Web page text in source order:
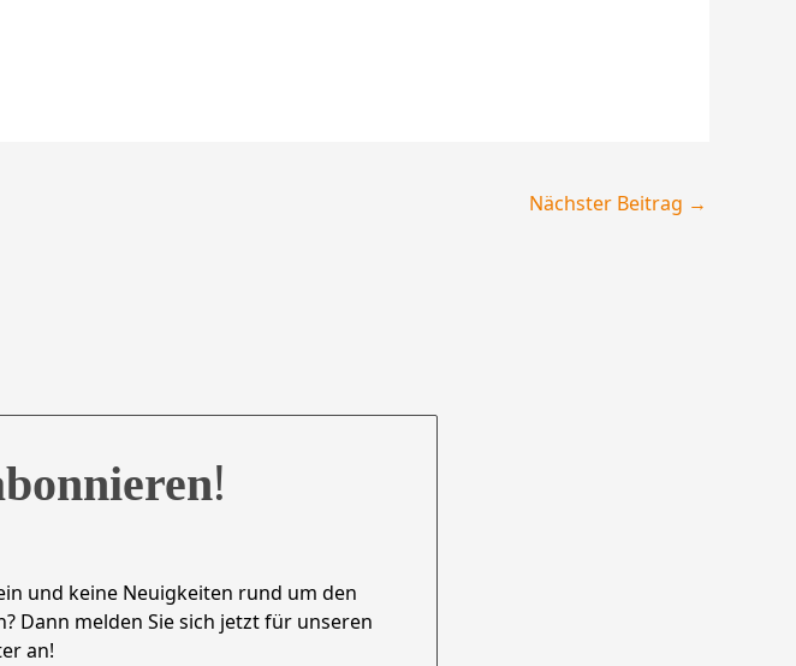
Nächster Beitrag →
!
und keine Neuigkeiten rund um den
Dann melden Sie sich jetzt für unseren
an!